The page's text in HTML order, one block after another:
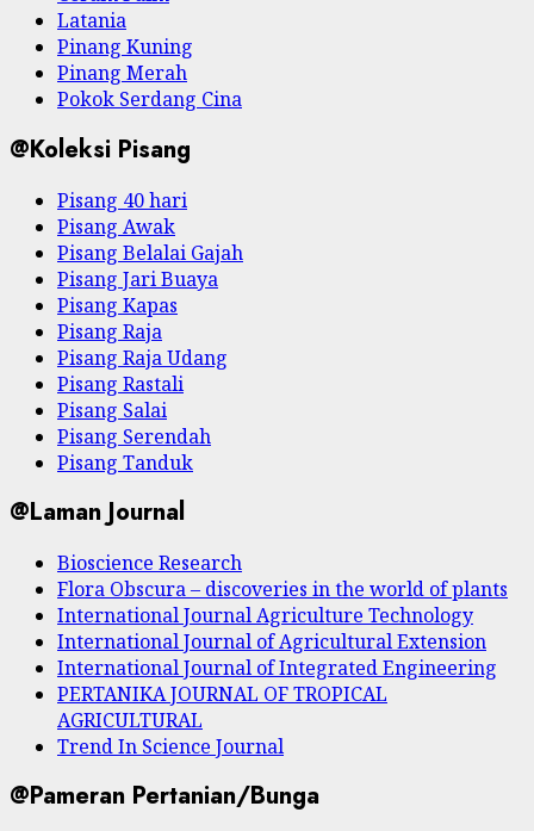
Latania
Pinang Kuning
Pinang Merah
Pokok Serdang Cina
@Koleksi Pisang
Pisang 40 hari
Pisang Awak
Pisang Belalai Gajah
Pisang Jari Buaya
Pisang Kapas
Pisang Raja
Pisang Raja Udang
Pisang Rastali
Pisang Salai
Pisang Serendah
Pisang Tanduk
@Laman Journal
Bioscience Research
Flora Obscura – discoveries in the world of plants
International Journal Agriculture Technology
International Journal of Agricultural Extension
International Journal of Integrated Engineering
PERTANIKA JOURNAL OF TROPICAL
AGRICULTURAL
Trend In Science Journal
@Pameran Pertanian/Bunga